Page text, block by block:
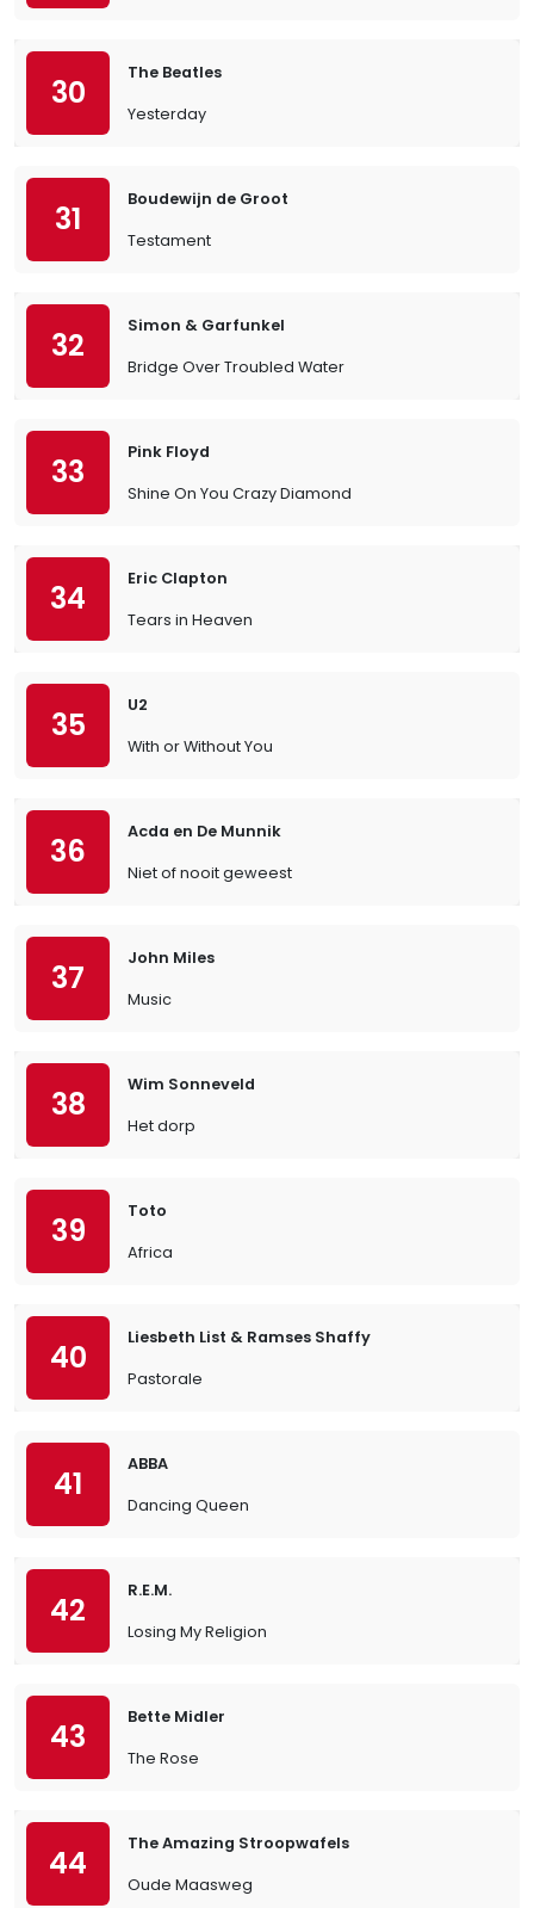
30
The Beatles
Yesterday
31
Boudewijn de Groot
Testament
32
Simon & Garfunkel
Bridge Over Troubled Water
33
Pink Floyd
Shine On You Crazy Diamond
34
Eric Clapton
Tears in Heaven
35
U2
With or Without You
36
Acda en De Munnik
Niet of nooit geweest
37
John Miles
Music
38
Wim Sonneveld
Het dorp
39
Toto
Africa
40
Liesbeth List & Ramses Shaffy
Pastorale
41
ABBA
Dancing Queen
42
R.E.M.
Losing My Religion
43
Bette Midler
The Rose
44
The Amazing Stroopwafels
Oude Maasweg